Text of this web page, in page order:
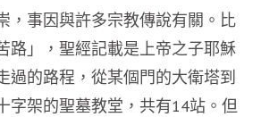
，事因與許多宗教傳說有關。比
路」，聖經記載是上帝之子耶穌
過的路程，從某個門的大衛塔到
字架的聖墓教堂，共有14站。但